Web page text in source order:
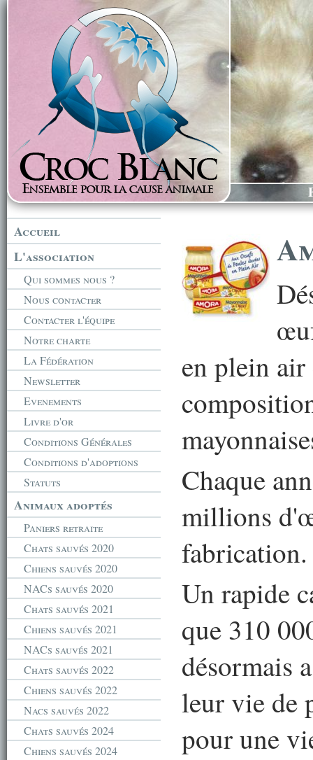
Accueil
L'association
Qui sommes nous ?
Nous contacter
Contacter l'équipe
Notre charte
La Fédération
Newsletter
Evenements
Livre d'or
Conditions Générales
Conditions d'adoptions
Statuts
Animaux adoptés
Paniers retraite
Chats sauvés 2020
Chiens sauvés 2020
NACs sauvés 2020
Chats sauvés 2021
Chiens sauvés 2021
NACs sauvés 2021
Chats sauvés 2022
Chiens sauvés 2022
Nacs sauvés 2022
Chats sauvés 2024
Chiens sauvés 2024
en plein air
Chaque
millions
fabrication.
Un rapide
que 310
désormais
leur vie de
pour une